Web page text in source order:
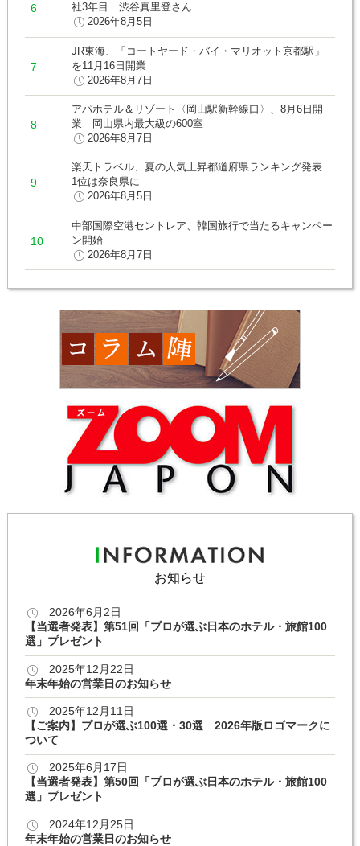
社3年目 渋谷真里登さん
2026年8月5日
JR東海、「コートヤード・バイ・マリオット京都駅」
を11月16日開業
2026年8月7日
アパホテル＆リゾート〈岡山駅新幹線口〉、8月6日開
業 岡山県内最大級の600室
2026年8月7日
楽天トラベル、夏の人気上昇都道府県ランキング発表
1位は奈良県に
2026年8月5日
中部国際空港セントレア、韓国旅行で当たるキャンペー
ン開始
2026年8月7日
お知らせ
2026年6月2日
【当選者発表】第51回「プロが選ぶ日本のホテル・旅館100
選」プレゼント
2025年12月22日
年末年始の営業日のお知らせ
2025年12月11日
【ご案内】プロが選ぶ100選・30選 2026年版ロゴマークに
ついて
2025年6月17日
【当選者発表】第50回「プロが選ぶ日本のホテル・旅館100
選」プレゼント
2024年12月25日
年末年始の営業日のお知らせ